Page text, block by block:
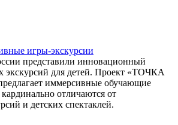
игры-экскурсии
представили инновационный
экскурсий для детей. Проект «ТОЧКА
иммерсивные обучающие
отличаются от
и детских спектаклей.